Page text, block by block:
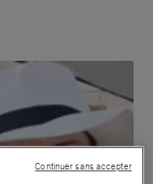
Continuer sans accepter